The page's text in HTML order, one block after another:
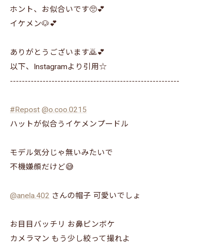
ホント、お似合いです🥺💕
イケメン🐶💕
ありがとうございます🙇💕
以下、Instagramより引用☆
---------------------------------------------------------
#Repost @o.coo.0215
ハットが似合うイケメンプードル
モデル気分じゃ無いみたいで
不機嫌顔だけど😅
@anela.402 さんの帽子 可愛いでしょ
お目目バッチリ お鼻ピンボケ
カメラマン もう少し絞って撮れよ